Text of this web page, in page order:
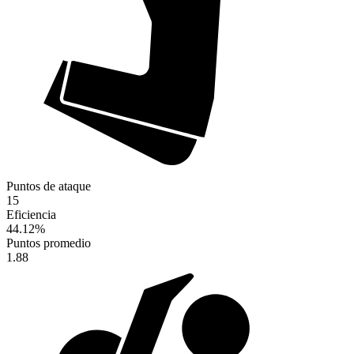
Puntos de ataque
15
Eficiencia
44.12%
Puntos promedio
1.88